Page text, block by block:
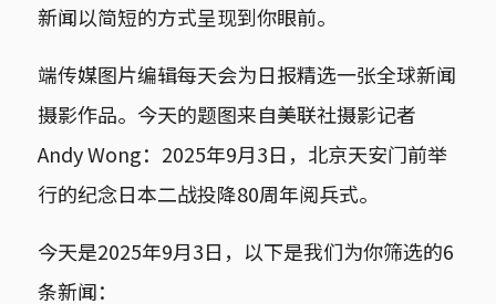
新闻以简短的方式呈现到你眼前。
端传媒图片编辑每天会为日报精选一张全球新闻
摄影作品。今天的题图来自美联社摄影记者
Andy Wong：2025年9月3日，北京天安门前举
行的纪念日本二战投降80周年阅兵式。
今天是2025年9月3日，以下是我们为你筛选的6
条新闻：